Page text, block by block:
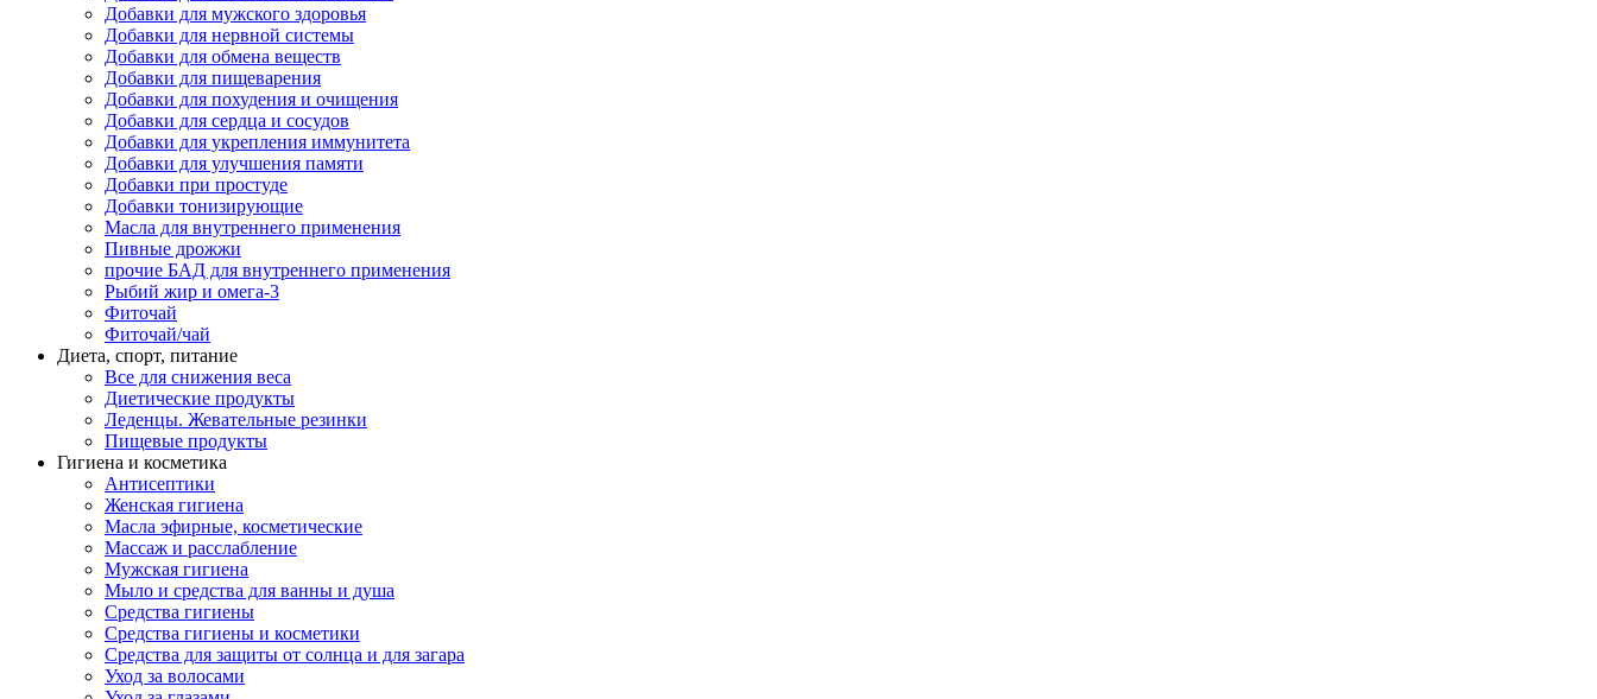
Добавки для мужского здоровья
Добавки для нервной системы
Добавки для обмена веществ
Добавки для пищеварения
Добавки для похудения и очищения
Добавки для сердца и сосудов
Добавки для укрепления иммунитета
Добавки для улучшения памяти
Добавки при простуде
Добавки тонизирующие
Масла для внутреннего применения
Пивные дрожжи
прочие БАД для внутреннего применения
Рыбий жир и омега-3
Фиточай
Фиточай/чай
Диета, спорт, питание
Все для снижения веса
Диетические продукты
Леденцы. Жевательные резинки
Пищевые продукты
Гигиена и косметика
Антисептики
Женская гигиена
Масла эфирные, косметические
Массаж и расслабление
Мужская гигиена
Мыло и средства для ванны и душа
Средства гигиены
Средства гигиены и косметики
Средства для защиты от солнца и для загара
Уход за волосами